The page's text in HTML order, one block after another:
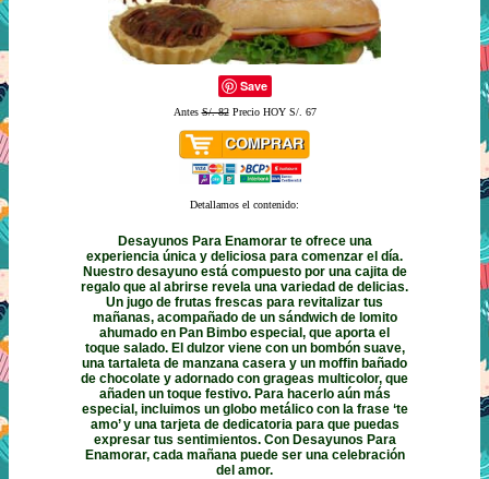
Save
AntesS/. 82Precio HOY S/. 67
Detallamos el contenido:
Desayunos Para Enamorar te ofrece una
experiencia única y deliciosa para comenzar el día.
Nuestro desayuno está compuesto por una cajita de
regalo que al abrirse revela una variedad de delicias.
Un jugo de frutas frescas para revitalizar tus
mañanas, acompañado de un sándwich de lomito
ahumado en Pan Bimbo especial, que aporta el
toque salado. El dulzor viene con un bombón suave,
una tartaleta de manzana casera y un moffin bañado
de chocolate y adornado con grageas multicolor, que
añaden un toque festivo. Para hacerlo aún más
especial, incluimos un globo metálico con la frase ‘te
amo’ y una tarjeta de dedicatoria para que puedas
expresar tus sentimientos. Con Desayunos Para
Enamorar, cada mañana puede ser una celebración
del amor.